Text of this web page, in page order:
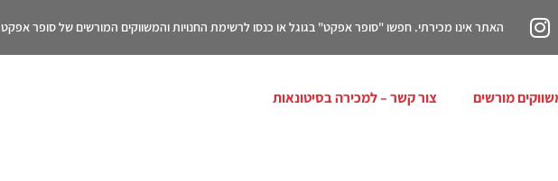
האתר אינו מכירתי. חפשו "סופר אפקט" בגוגל או כנסו לרשימת החנויות והמשווקים המורשים של סופר אפקט
מורשים צור קשר – למכירה בסיטונאות